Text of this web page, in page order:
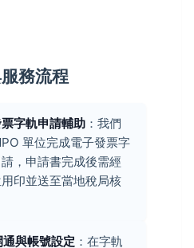
務流程
字軌申請輔助 ：我們
單位完成電子發票字
，申請書完成後需經
印並送至當地稅局核
與帳號設定 ：在字軌